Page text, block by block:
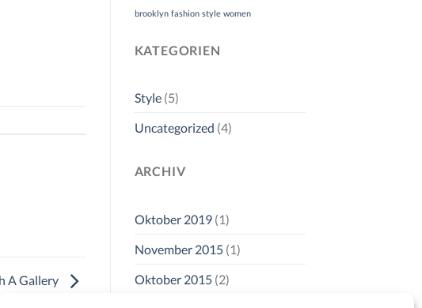
A Gallery
brooklyn fashion style women
KATEGORIEN
Style(5)
Uncategorized (4)
ARCHIV
Oktober 2019(1)
November 2015(1)
Oktober 2015(2)